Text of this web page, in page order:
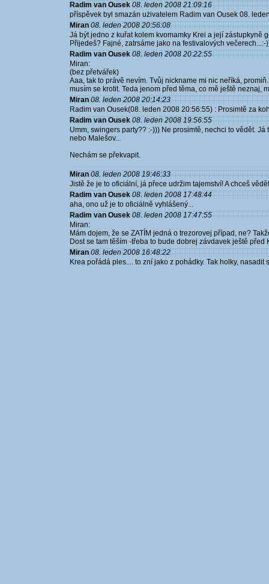
Radim van Ousek 08. leden 2008 21:09:16
příspěvek byl smazán użivatelem Radim van Ousek 08.
Miran 08. leden 2008 20:56:08
Já být jedno z kuřat kolem kvomamky Krei a její zástupkyně
Přijedeš? Fajné, zatrsáme jako na festivalových večerech...:-
Radim van Ousek 08. leden 2008 20:22:55
Miran:
(bez přetvářek)
Aaa, tak to právě nevím. Tvůj nickname mi nic neříká,
musím se krotit. Teda jenom před těma, co mě ještě neznaj,
Miran 08. leden 2008 20:14:23
Radim van Ousek(08. leden 2008 20:56:55) : Prosimtě za
Radim van Ousek 08. leden 2008 19:56:55
Umm, swingers party?? :-))) Ne prosimtě, nechci to vědět.
nebo Malešov...
Nechám se překvapit.
Miran 08. leden 2008 19:46:33
Jistě že je to oficiální, já přece udržim tajemství! A chceš
Radim van Ousek 08. leden 2008 17:48:44
aha, ono už je to oficiálně vyhlášený...
Radim van Ousek 08. leden 2008 17:47:55
Miran:
Mám dojem, že se ZATÍM jedná o trezorovej případ, ne?
Dost se tam těším -třeba to bude dobrej závdavek ještě
Miran 08. leden 2008 16:48:22
Krea pořádá ples.... to zní jako z pohádky. Tak holky, nasadit